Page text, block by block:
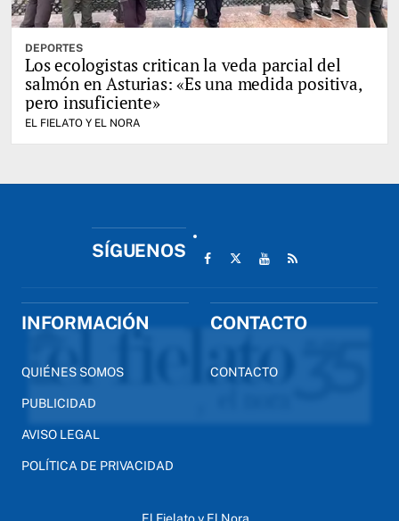
DEPORTES
Los ecologistas critican la veda parcial del
salmón en Asturias: «Es una medida positiva,
pero insuficiente»
EL FIELATO Y EL NORA
SÍGUENOS
INFORMACIÓN
QUIÉNES SOMOS
PUBLICIDAD
AVISO LEGAL
POLÍTICA DE PRIVACIDAD
CONTACTO
CONTACTO
El Fielato y El Nora